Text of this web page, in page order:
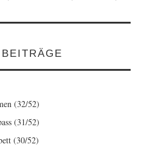
(32/52)
(31/52)
(30/52)